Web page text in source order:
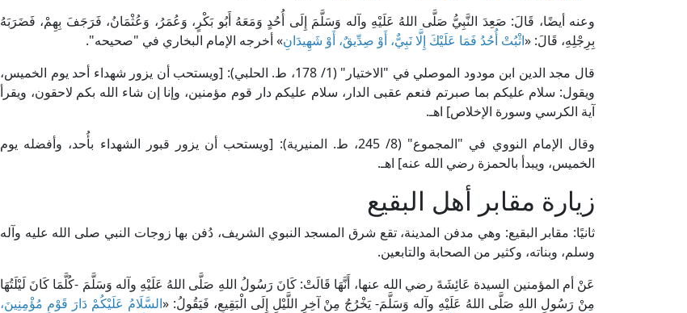
وعنه أيضًا، قَالَ: صَعِدَ النَّبِيُّ صَلَّى اللهُ عَلَيْهِ وآله وَسَلَّمَ إِلَى أُحُدٍ وَمَعَهُ أَبُو بَكْرٍ، وَعُمَرُ، وَعُثْمَانُ، فَرَجَفَ بِهِمْ، فَضَرَبَهُ
بِرِجْلِهِ، قَالَ: «اثْبُتْ أُحُدُ فَمَا عَلَيْكَ إِلَّا نَبِيٌّ، أَوْ صِدِّيقٌ، أَوْ شَهِيدَانِ» أخرجه الإمام البخاري في "صحيحه".
قال مجد الدين ابن مودود الموصلي في "الاختيار" (1/ 178، ط. الحلبي): [ويستحب أن يزور شهداء أحد يوم الخميس،
ويقول: سلام عليكم بما صبرتم فنعم عقبى الدار، سلام عليكم دار قوم مؤمنين، وإنا إن شاء الله بكم لاحقون، ويقرأ
آية الكرسي وسورة الإخلاص] اهـ.
وقال الإمام النووي في "المجموع" (8/ 245، ط. المنيرية): [ويستحب أن يزور قبور الشهداء بأُحد، وأفضله يوم
الخميس، ويبدأ بالحمزة رضي الله عنه] اهـ.
زيارة مقابر أهل البقيع
ثانيًا: مقابر البقيع: وهي مدفن المدينة، تقع شرق المسجد النبوي الشريف، دُفن بها زوجات النبي صلى الله عليه وآله
وسلم، وبناته، وكثير من الصحابة والتابعين.
عَنْ أم المؤمنين السيدة عَائِشَةَ رضي الله عنها، أَنَّهَا قَالَتْ: كَانَ رَسُولُ اللهِ صَلَّى اللهُ عَلَيْهِ وآله وَسَلَّمَ -كُلَّمَا كَانَ لَيْلَتُهَا
مِنْ رَسُولِ اللهِ صَلَّى اللهُ عَلَيْهِ وآله وَسَلَّمَ- يَخْرُجُ مِنْ آخِرِ اللَّيْلِ إِلَى الْبَقِيعِ، فَيَقُولُ: «السَّلَامُ عَلَيْكُمْ دَارَ قَوْمٍ مُؤْمِنِينَ،